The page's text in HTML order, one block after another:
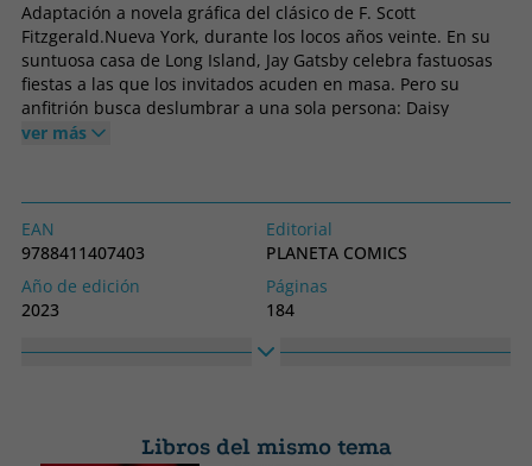
Adaptación a novela gráfica del clásico de F. Scott
Fitzgerald.Nueva York, durante los locos años veinte. En su
suntuosa casa de Long Island, Jay Gatsby celebra fastuosas
fiestas a las que los invitados acuden en masa. Pero su
anfitrión busca deslumbrar a una sola persona: Daisy
Buchanan. Daisy es elegante, rica, atractiva... y la esposa de
siglo XX, adaptada por primera vez a versión gráfica por
autores estadounidenses.
ver más
EAN
9788411407403
Editorial
PLANETA COMICS
Año de edición
2023
Páginas
184
Idioma
Libros del mismo tema